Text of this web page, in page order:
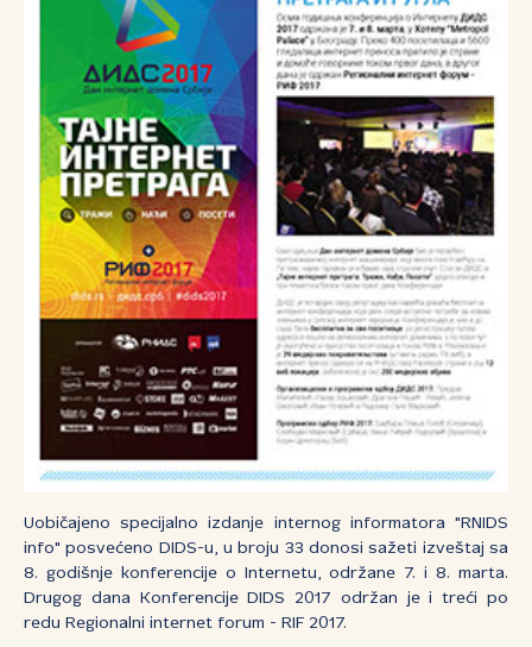
Uobičajeno specijalno izdanje internog informatora "RNIDS
info" posvećeno DIDS-u, u broju 33 donosi sažeti izveštaj sa
8. godišnje konferencije o Internetu, održane 7. i 8. marta.
Drugog dana Konferencije DIDS 2017 održan je i treći po
redu Regionalni internet forum - RIF 2017.